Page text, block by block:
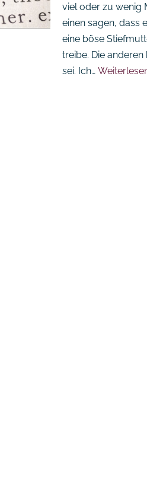
viel oder zu wenig
einen sagen, dass
eine böse
treibe. Die
sei. Ich…